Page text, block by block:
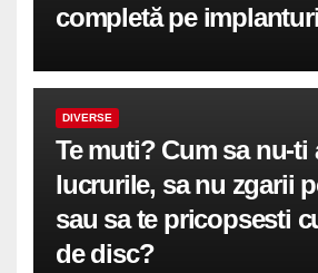
completă pe
DIVERSE
Te muti? Cum sa nu-ti
lucrurile, sa nu zgarii
sau sa te pricopsesti
de disc?